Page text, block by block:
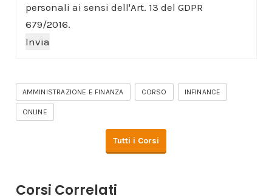
personali ai sensi dell'Art. 13 del GDPR
679/2016.
AMMINISTRAZIONE E FINANZA CORSO INFINANCE
ONLINE
Tutti i Corsi
Corsi Correlati